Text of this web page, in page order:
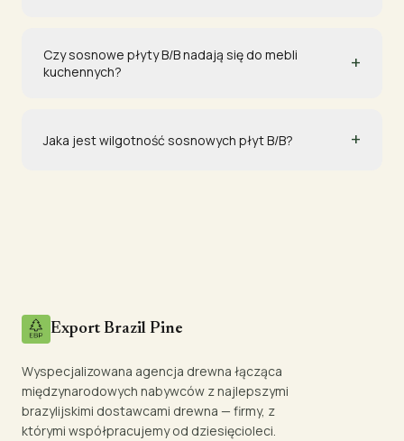
Czy sosnowe płyty B/B nadają się do mebli
kuchennych?
+
Jaka jest wilgotność sosnowych płyt B/B? +
Export Brazil Pine
Wyspecjalizowana agencja drewna łącząca
międzynarodowych nabywców z najlepszymi
brazylijskimi dostawcami drewna — firmy, z
którymi współpracujemy od dziesięcioleci.